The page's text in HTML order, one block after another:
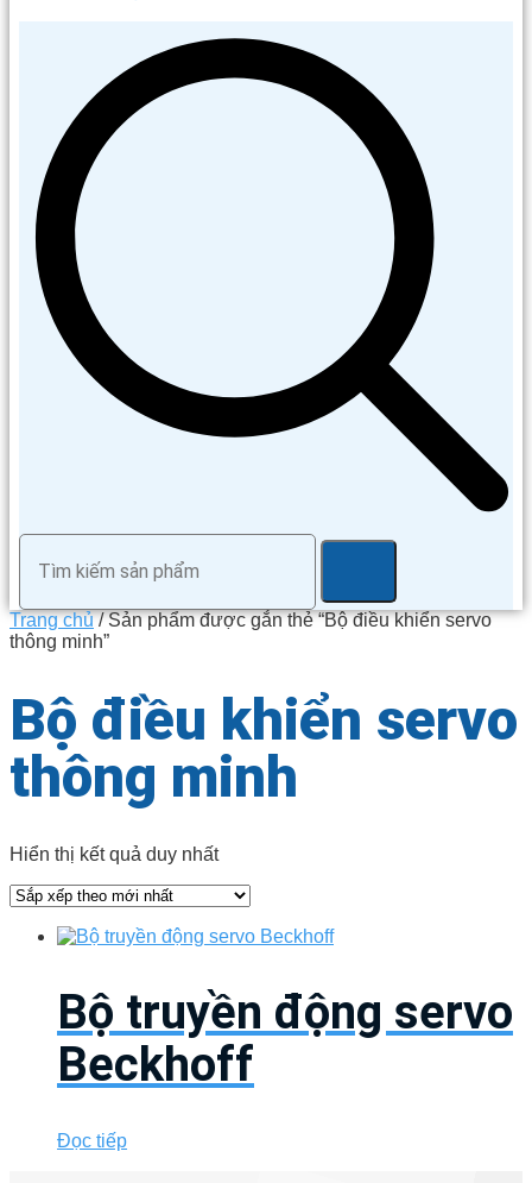
Trang chủ/ Sản phẩm được gắn thẻ “Bộ điều khiển servo
thông minh”
Bộ điều khiển servo
thông minh
Hiển thị kết quả duy nhất
Bộ truyền động servo
Beckhoff
Đọc tiếp